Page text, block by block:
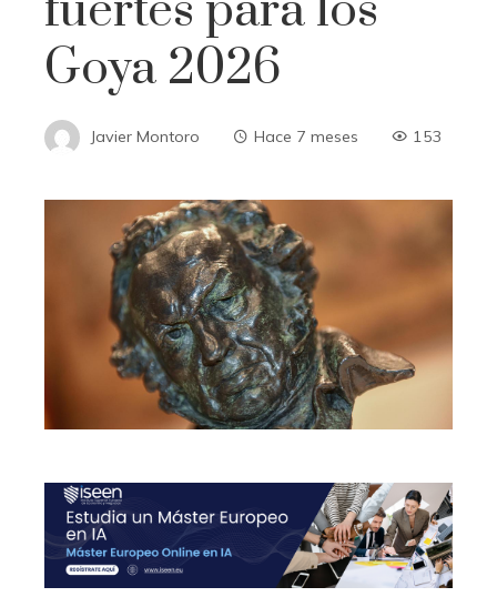
Goya 2026
Javier Montoro Hace 7 meses 153